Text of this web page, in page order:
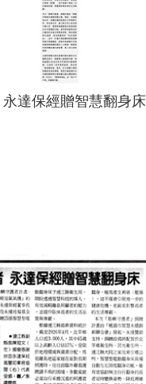
達保經贈智慧翻身床